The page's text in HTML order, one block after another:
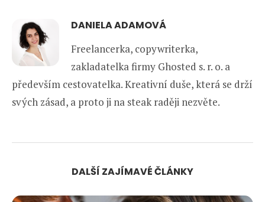
DANIELA ADAMOVÁ
Freelancerka, copywriterka,
zakladatelka firmy Ghosted s. r. o. a
především cestovatelka. Kreativní duše, která se drží
svých zásad, a proto ji na steak raději nezvěte.
DALŠÍ ZAJÍMAVÉ ČLÁNKY